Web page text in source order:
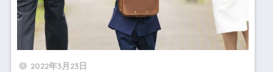
2022年3月23日